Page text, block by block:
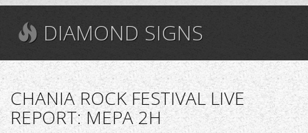
DIAMOND SIGNS
CHANIA ROCK FESTIVAL LIVE
REPORT: ΜΕΡΑ 2Η